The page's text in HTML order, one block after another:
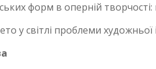
форм в оперній
у світлі проблеми художньої